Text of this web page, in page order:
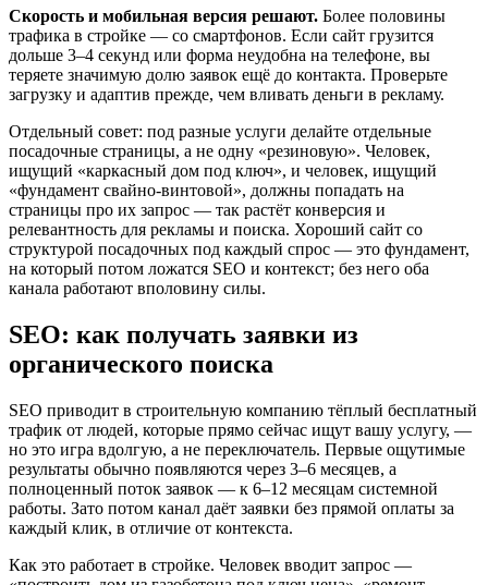
Скорость и мобильная версия решают. Более половины
трафика в стройке — со смартфонов. Если сайт грузится
дольше 3–4 секунд или форма неудобна на телефоне, вы
теряете значимую долю заявок ещё до контакта. Проверьте
загрузку и адаптив прежде, чем вливать деньги в рекламу.
Отдельный совет: под разные услуги делайте отдельные
посадочные страницы, а не одну «резиновую». Человек,
ищущий «каркасный дом под ключ», и человек, ищущий
«фундамент свайно-винтовой», должны попадать на
страницы про их запрос — так растёт конверсия и
релевантность для рекламы и поиска. Хороший сайт со
структурой посадочных под каждый спрос — это фундамент,
на который потом ложатся SEO и контекст; без него оба
канала работают вполовину силы.
SEO: как получать заявки из
органического поиска
SEO приводит в строительную компанию тёплый бесплатный
трафик от людей, которые прямо сейчас ищут вашу услугу, —
но это игра вдолгую, а не переключатель. Первые ощутимые
результаты обычно появляются через 3–6 месяцев, а
полноценный поток заявок — к 6–12 месяцам системной
работы. Зато потом канал даёт заявки без прямой оплаты за
каждый клик, в отличие от контекста.
Как это работает в стройке. Человек вводит запрос —